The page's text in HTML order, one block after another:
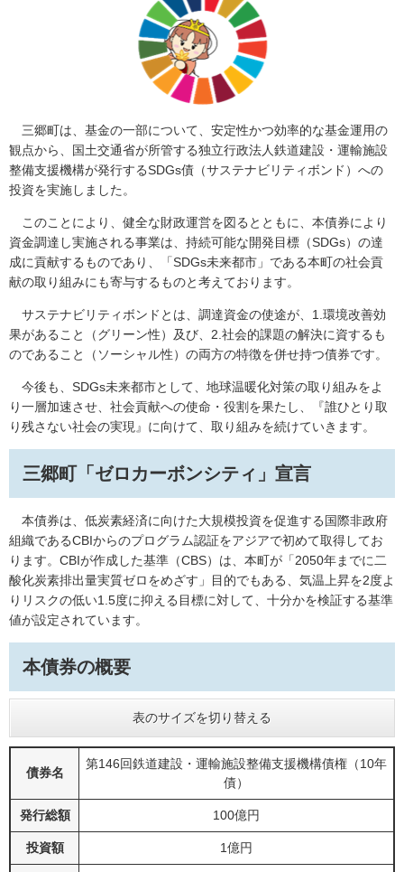
三郷町は、基金の一部について、安定性かつ効率的な基金運用の
観点から、国土交通省が所管する独立行政法人鉄道建設・運輸施設
整備支援機構が発行するSDGs債（サステナビリティボンド）への
投資を実施しました。
このことにより、健全な財政運営を図るとともに、本債券により
資金調達し実施される事業は、持続可能な開発目標（SDGs）の達
成に貢献するものであり、「SDGs未来都市」である本町の社会貢
献の取り組みにも寄与するものと考えております。
サステナビリティボンドとは、調達資金の使途が、1.環境改善効
果があること（グリーン性）及び、2.社会的課題の解決に資するも
のであること（ソーシャル性）の両方の特徴を併せ持つ債券です。
今後も、SDGs未来都市として、地球温暖化対策の取り組みをよ
り一層加速させ、社会貢献への使命・役割を果たし、『誰ひとり取
り残さない社会の実現』に向けて、取り組みを続けていきます。
三郷町「ゼロカーボンシティ」宣言
本債券は、低炭素経済に向けた大規模投資を促進する国際非政府
組織であるCBIからのプログラム認証をアジアで初めて取得してお
ります。CBIが作成した基準（CBS）は、本町が「2050年までに二
酸化炭素排出量実質ゼロをめざす」目的でもある、気温上昇を2度よ
りリスクの低い1.5度に抑える目標に対して、十分かを検証する基準
値が設定されています。
本債券の概要
表のサイズを切り替える
債券名
第146回鉄道建設・運輸施設整備支援機構債権（10年
債）
発行総額 100億円
投資額 1億円